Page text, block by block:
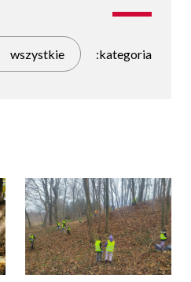
kategoria:
wszystkie